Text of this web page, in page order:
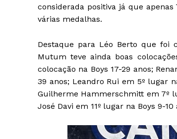
considerada positiva já que
várias medalhas.
Destaque para Léo Berto que foi
Mutum teve ainda boas
colocação na Boys 17-29 anos;
39 anos; Leandro Rui em 5º lugar
Guilherme Hammerschmitt em 7º
José Davi em 11º lugar na Boys 9-10